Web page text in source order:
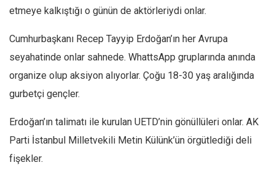
Amina S. Jenenkovic
Esra Elönü
Bu Sayı
Kategoriler
Kültür Sanat
etmeye kalkıştığı o günün de aktörleriydi onlar.
Cumhurbaşkanı Recep Tayyip Erdoğan’ın her Avrupa
seyahatinde onlar sahnede. WhattsApp gruplarında anında
organize olup aksiyon alıyorlar. Çoğu 18-30 yaş aralığında
gurbetçi gençler.
Erdoğan’ın talimatı ile kurulan UETD’nin gönüllüleri onlar. AK
Parti İstanbul Milletvekili Metin Külünk’ün örgütlediği deli
fişekler.